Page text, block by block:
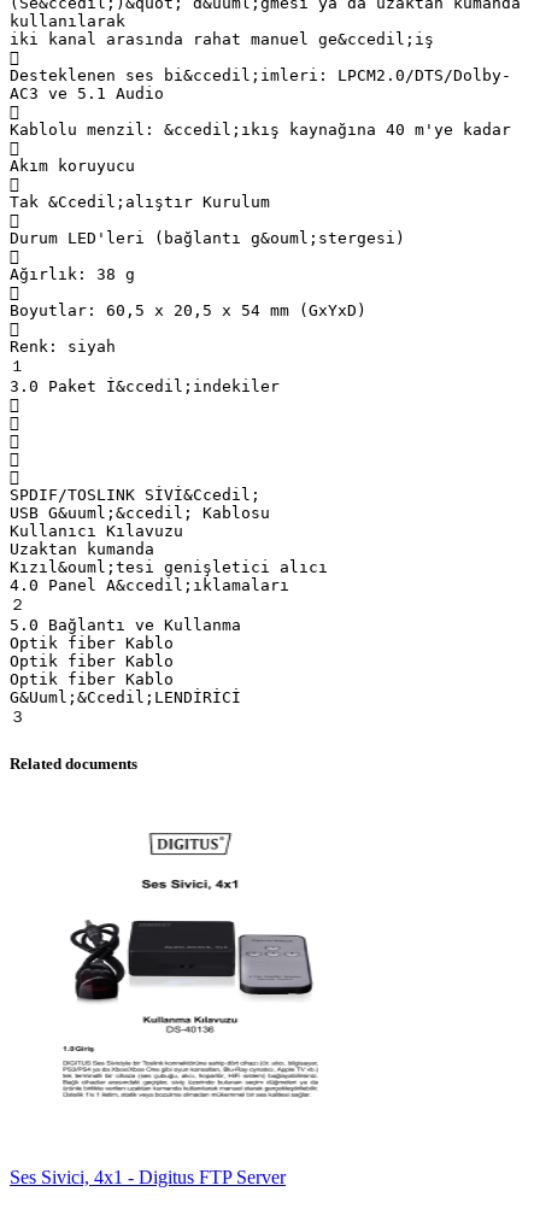
kullanılarak
iki kanal arasında rahat manuel ge&ccedil;iş

Desteklenen ses bi&ccedil;imleri: LPCM2.0/DTS/Dolby-
AC3 ve 5.1 Audio

Kablolu menzil: &ccedil;ıkış kaynağına 40 m'ye kadar

Akım koruyucu

Tak &Ccedil;alıştır Kurulum

Durum LED'leri (bağlantı g&ouml;stergesi)

Ağırlık: 38 g

Boyutlar: 60,5 x 20,5 x 54 mm (GxYxD)

Renk: siyah
１
3.0 Paket İ&ccedil;indekiler





SPDIF/TOSLINK SİVİ&Ccedil;
USB G&uuml;&ccedil; Kablosu
Kullanıcı Kılavuzu
Uzaktan kumanda
Kızıl&ouml;tesi genişletici alıcı
4.0 Panel A&ccedil;ıklamaları
２
5.0 Bağlantı ve Kullanma
Optik fiber Kablo
Optik fiber Kablo
Optik fiber Kablo
G&Uuml;&Ccedil;LENDİRİCİ
Related documents
Ses Sivici, 4x1 - Digitus FTP Server